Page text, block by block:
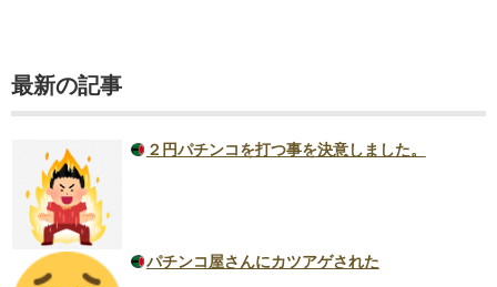
最新の記事
２円パチンコを打つ事を決意しました。
パチンコ屋さんにカツアゲされた